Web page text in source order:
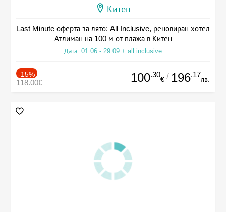
Китен
Last Minute оферта за лято: All Inclusive, реновиран хотел
Атлиман на 100 м от плажа в Китен
Дата: 01.06 - 29.09 + all inclusive
-15%
118.00€ 100.30
€ / 196.17
лв.